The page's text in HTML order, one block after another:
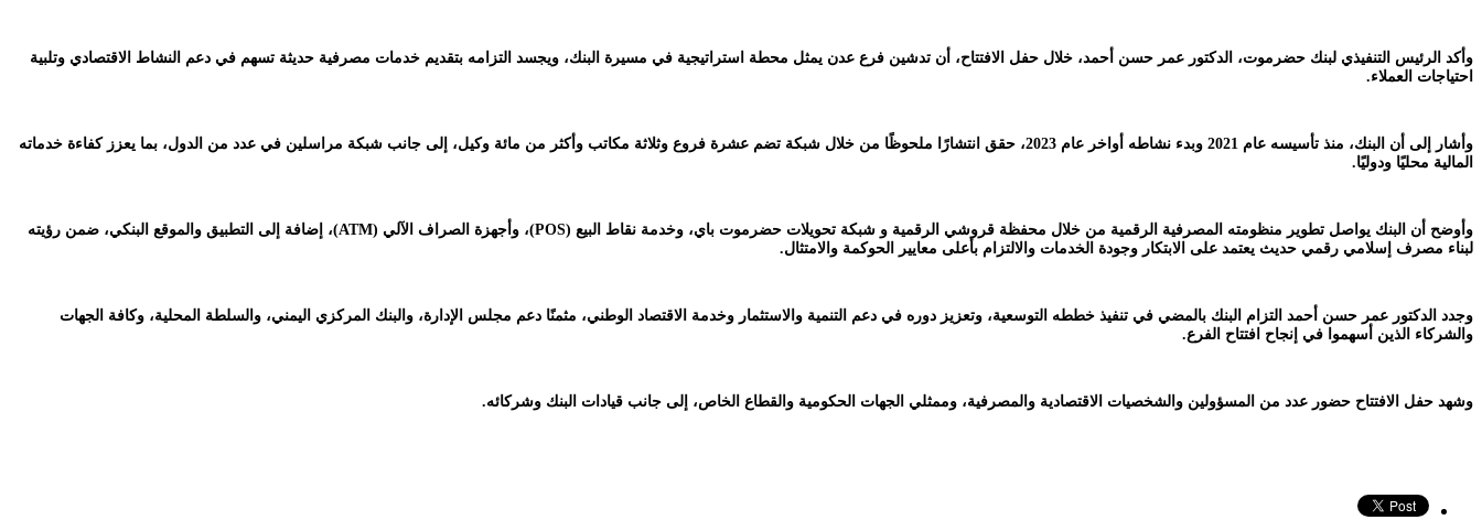
وأكد الرئيس التنفيذي لبنك حضرموت، الدكتور عمر حسن أحمد، خلال حفل الافتتاح، أن تدشين فرع عدن يمثل محطة استراتيجية في مسيرة البنك، ويجسد التزامه بتقديم خدمات مصرفية حديثة تسهم في دعم النشاط الاقتصادي وتلبية
احتياجات العملاء.
وأشار إلى أن البنك، منذ تأسيسه عام 2021 وبدء نشاطه أواخر عام 2023، حقق انتشارًا ملحوظًا من خلال شبكة تضم عشرة فروع وثلاثة مكاتب وأكثر من مائة وكيل، إلى جانب شبكة مراسلين في عدد من الدول، بما يعزز كفاءة خدماته
المالية محليًا ودوليًا.
وأوضح أن البنك يواصل تطوير منظومته المصرفية الرقمية من خلال محفظة قروشي الرقمية و شبكة تحويلات حضرموت باي، وخدمة نقاط البيع (POS)، وأجهزة الصراف الآلي (ATM)، إضافة إلى التطبيق والموقع البنكي، ضمن رؤيته
لبناء مصرف إسلامي رقمي حديث يعتمد على الابتكار وجودة الخدمات والالتزام بأعلى معايير الحوكمة والامتثال.
وجدد الدكتور عمر حسن أحمد التزام البنك بالمضي في تنفيذ خططه التوسعية، وتعزيز دوره في دعم التنمية والاستثمار وخدمة الاقتصاد الوطني، مثمنًا دعم مجلس الإدارة، والبنك المركزي اليمني، والسلطة المحلية، وكافة الجهات
والشركاء الذين أسهموا في إنجاح افتتاح الفرع.
وشهد حفل الافتتاح حضور عدد من المسؤولين والشخصيات الاقتصادية والمصرفية، وممثلي الجهات الحكومية والقطاع الخاص، إلى جانب قيادات البنك وشركائه.